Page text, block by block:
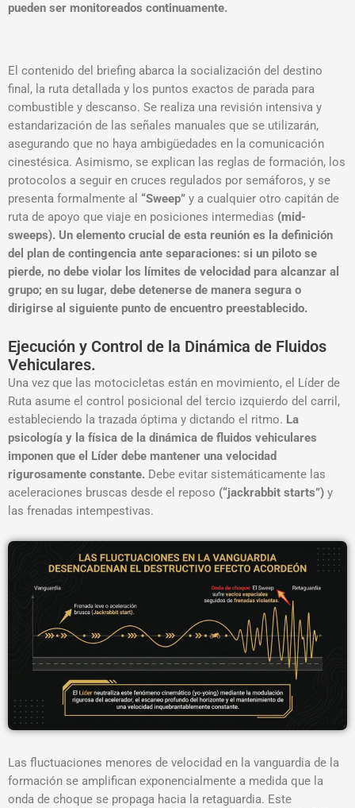
pueden ser monitoreados continuamente.
El contenido del briefing abarca la socialización del destino
final, la ruta detallada y los puntos exactos de parada para
combustible y descanso. Se realiza una revisión intensiva y
estandarización de las señales manuales que se utilizarán,
asegurando que no haya ambigüedades en la comunicación
cinestésica. Asimismo, se explican las reglas de formación, los
protocolos a seguir en cruces regulados por semáforos, y se
presenta formalmente al “Sweep” y a cualquier otro capitán de
ruta de apoyo que viaje en posiciones intermedias (mid-
sweeps). Un elemento crucial de esta reunión es la definición
del plan de contingencia ante separaciones: si un piloto se
pierde, no debe violar los límites de velocidad para alcanzar al
grupo; en su lugar, debe detenerse de manera segura o
dirigirse al siguiente punto de encuentro preestablecido.
Ejecución y Control de la Dinámica de Fluidos
Vehiculares.
Una vez que las motocicletas están en movimiento, el Líder de
Ruta asume el control posicional del tercio izquierdo del carril,
estableciendo la trazada óptima y dictando el ritmo. La
psicología y la física de la dinámica de fluidos vehiculares
imponen que el Líder debe mantener una velocidad
rigurosamente constante. Debe evitar sistemáticamente las
aceleraciones bruscas desde el reposo (“jackrabbit starts”) y
las frenadas intempestivas.
Las fluctuaciones menores de velocidad en la vanguardia de la
formación se amplifican exponencialmente a medida que la
onda de choque se propaga hacia la retaguardia. Este